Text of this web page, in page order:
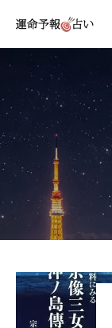
運命予報占い
運命予報占いとは
あなたの所属部屋
最恐の相性占い
秘伝公開！吉凶カ
記事カテゴリー
ブログ